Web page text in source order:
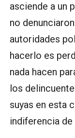
asciende a un
no
autoridades
hacerlo es
nada hacen
los
suyas en esta
indiferencia